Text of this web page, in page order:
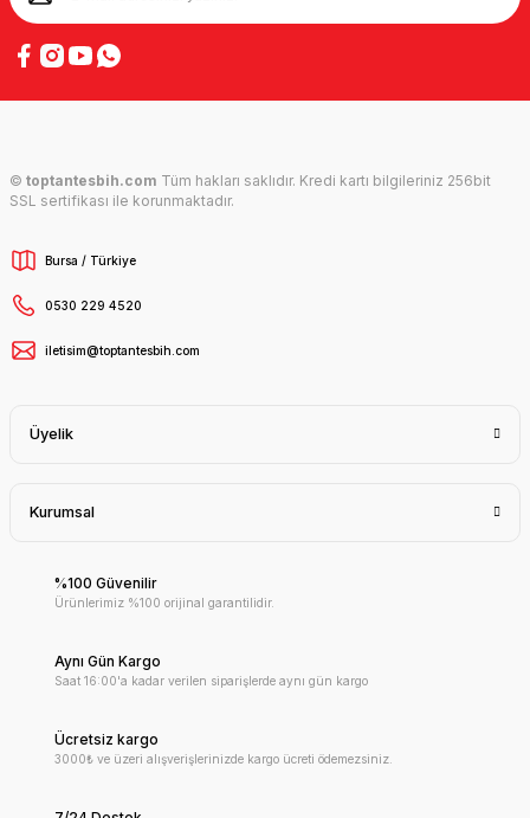
© toptantesbih.com Tüm hakları saklıdır. Kredi kartı bilgileriniz 256bit
SSL sertifikası ile korunmaktadır.
Bursa / Türkiye
0530 229 4520
iletisim@toptantesbih.com
Üyelik
Kurumsal
%100 Güvenilir
Ürünlerimiz %100 orijinal garantilidir.
Aynı Gün Kargo
Saat 16:00'a kadar verilen siparişlerde aynı gün kargo
Ücretsiz kargo
3000₺ ve üzeri alışverişlerinizde kargo ücreti ödemezsiniz.